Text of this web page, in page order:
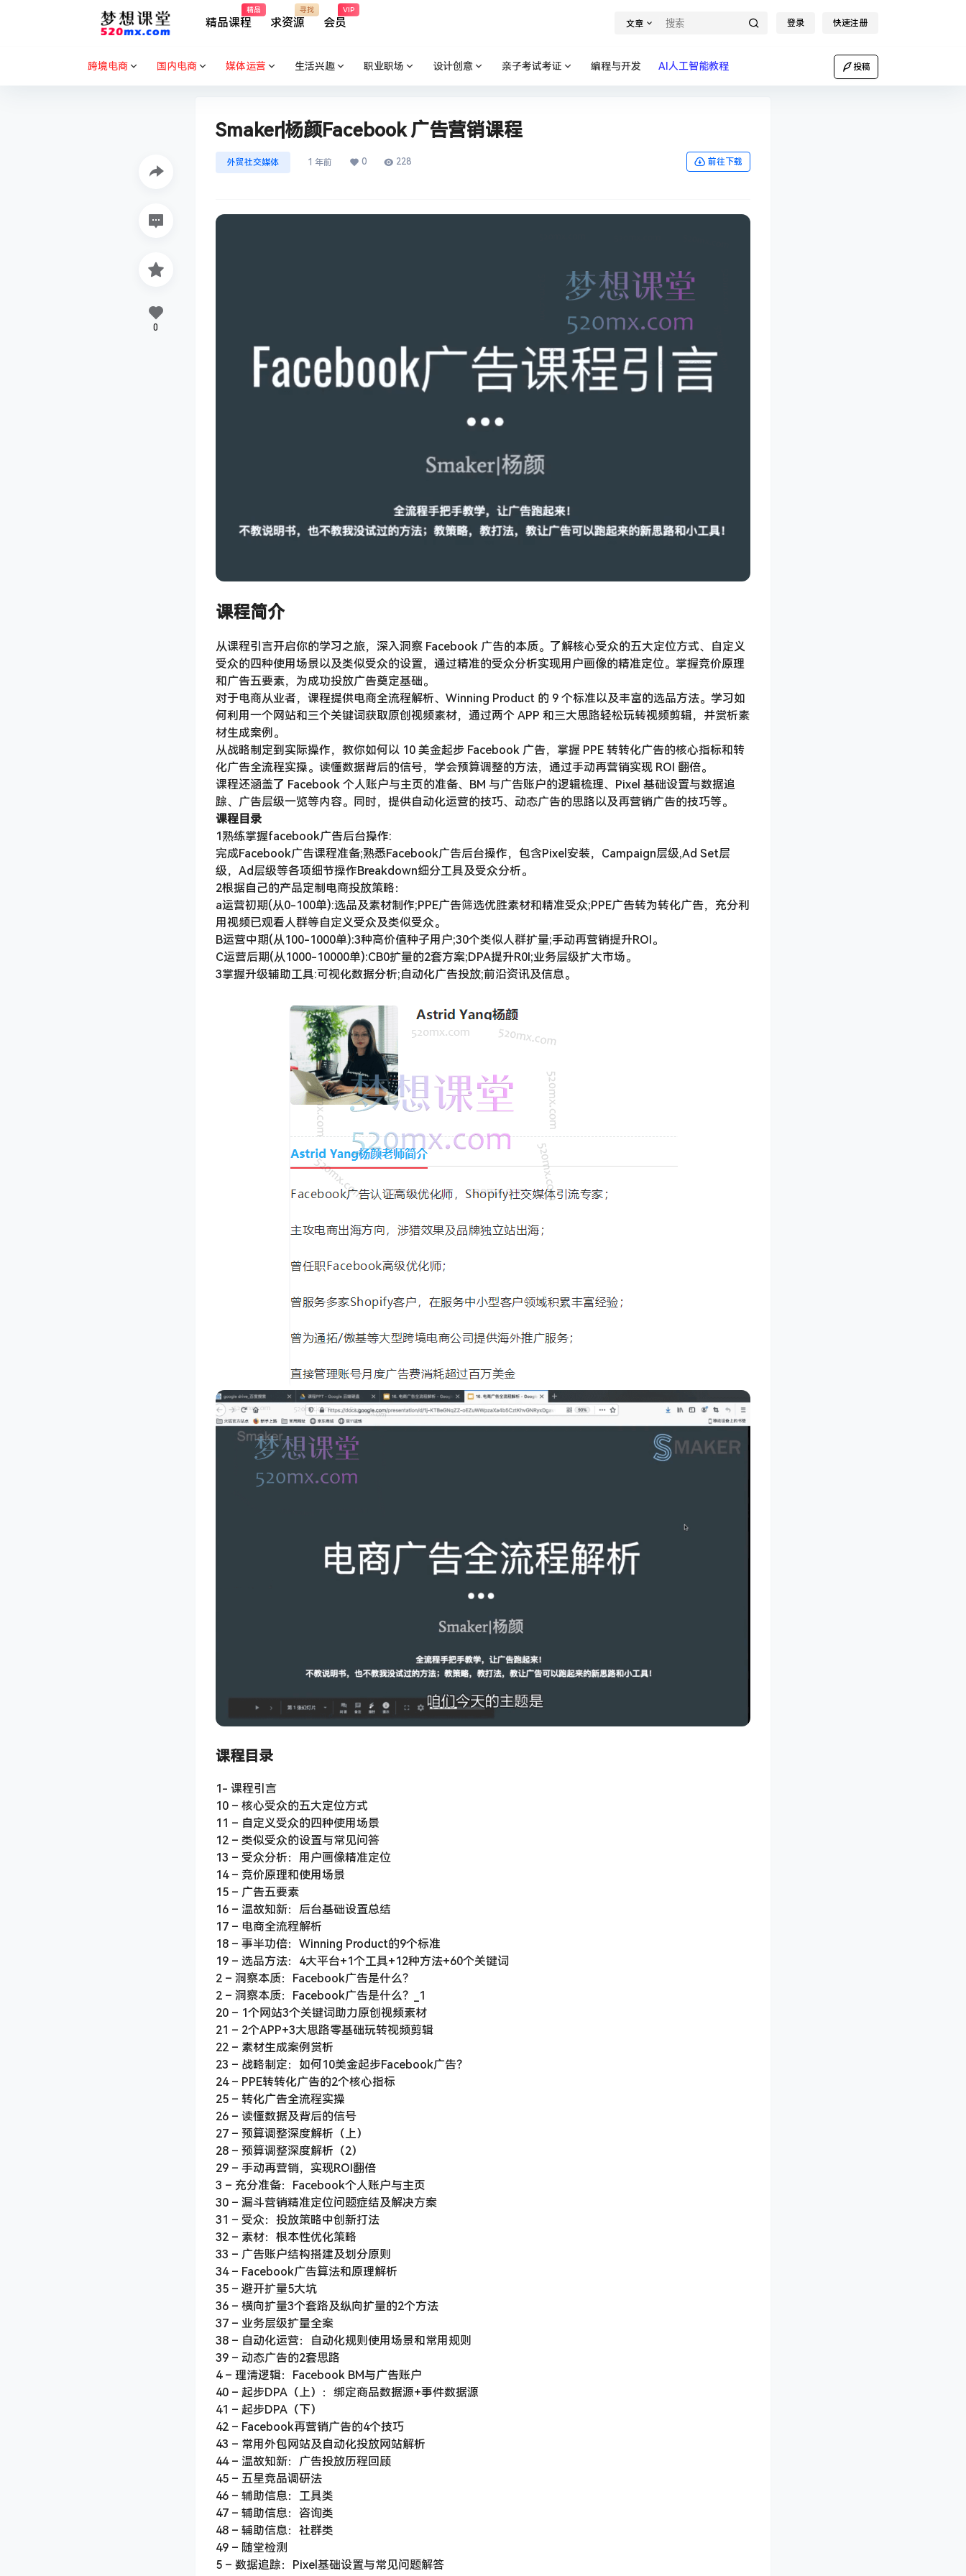
精品课程
精品
求资源
寻找
会员
VIP
文章 登录 快速注册
跨境电商 国内电商 媒体运营 生活兴趣 职业职场 设计创意 亲子考试考证 编程与开发 AI人工智能教程 投稿
Smaker|杨颜Facebook 广告营销课程
外贸社交媒体 1 年前 0 228 前往下载
课程简介
从课程引言开启你的学习之旅，深入洞察 Facebook 广告的本质。了解核心受众的五大定位方式、自定义
受众的四种使用场景以及类似受众的设置，通过精准的受众分析实现用户画像的精准定位。掌握竞价原理
和广告五要素，为成功投放广告奠定基础。
对于电商从业者，课程提供电商全流程解析、Winning Product 的 9 个标准以及丰富的选品方法。学习如
何利用一个网站和三个关键词获取原创视频素材，通过两个 APP 和三大思路轻松玩转视频剪辑，并赏析素
材生成案例。
从战略制定到实际操作，教你如何以 10 美金起步 Facebook 广告，掌握 PPE 转转化广告的核心指标和转
化广告全流程实操。读懂数据背后的信号，学会预算调整的方法，通过手动再营销实现 ROI 翻倍。
课程还涵盖了 Facebook 个人账户与主页的准备、BM 与广告账户的逻辑梳理、Pixel 基础设置与数据追
踪、广告层级一览等内容。同时，提供自动化运营的技巧、动态广告的思路以及再营销广告的技巧等。
课程目录
1熟练掌握facebook广告后台操作:
完成Facebook广告课程准备;熟悉Facebook广告后台操作，包含Pixel安装，Campaign层级,Ad Set层
级，Ad层级等各项细节操作Breakdown细分工具及受众分析。
2根据自己的产品定制电商投放策略：
a运营初期(从0-100单):选品及素材制作;PPE广告筛选优胜素材和精准受众;PPE广告转为转化广告，充分利
用视频已观看人群等自定义受众及类似受众。
B运营中期(从100-1000单):3种高价值种子用户;30个类似人群扩量;手动再营销提升ROI。
C运营后期(从1000-10000单):CB0扩量的2套方案;DPA提升R0I;业务层级扩大市场。
3掌握升级辅助工具:可视化数据分析;自动化广告投放;前沿资讯及信息。
课程目录
1- 课程引言
10 – 核心受众的五大定位方式
11 – 自定义受众的四种使用场景
12 – 类似受众的设置与常见问答
13 – 受众分析：用户画像精准定位
14 – 竞价原理和使用场景
15 – 广告五要素
16 – 温故知新：后台基础设置总结
17 – 电商全流程解析
18 – 事半功倍：Winning Product的9个标准
19 – 选品方法：4大平台+1个工具+12种方法+60个关键词
2 – 洞察本质：Facebook广告是什么？
2 – 洞察本质：Facebook广告是什么？_1
20 – 1个网站3个关键词助力原创视频素材
21 – 2个APP+3大思路零基础玩转视频剪辑
22 – 素材生成案例赏析
23 – 战略制定：如何10美金起步Facebook广告？
24 – PPE转转化广告的2个核心指标
25 – 转化广告全流程实操
26 – 读懂数据及背后的信号
27 – 预算调整深度解析（上）
28 – 预算调整深度解析（2）
29 – 手动再营销，实现ROI翻倍
3 – 充分准备：Facebook个人账户与主页
30 – 漏斗营销精准定位问题症结及解决方案
31 – 受众：投放策略中创新打法
32 – 素材：根本性优化策略
33 – 广告账户结构搭建及划分原则
34 – Facebook广告算法和原理解析
35 – 避开扩量5大坑
36 – 横向扩量3个套路及纵向扩量的2个方法
37 – 业务层级扩量全案
38 – 自动化运营：自动化规则使用场景和常用规则
39 – 动态广告的2套思路
4 – 理清逻辑：Facebook BM与广告账户
40 – 起步DPA（上）：绑定商品数据源+事件数据源
41 – 起步DPA（下）
42 – Facebook再营销广告的4个技巧
43 – 常用外包网站及自动化投放网站解析
44 – 温故知新：广告投放历程回顾
45 – 五星竞品调研法
46 – 辅助信息：工具类
47 – 辅助信息：咨询类
48 – 辅助信息：社群类
49 – 随堂检测
5 – 数据追踪：Pixel基础设置与常见问题解答
0